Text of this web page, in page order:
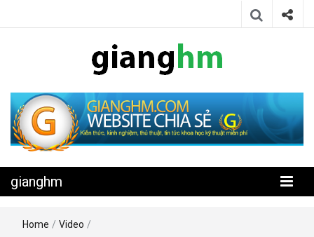
gianghm
kỹ thuật miễn phí
gianghm
Home / Video /